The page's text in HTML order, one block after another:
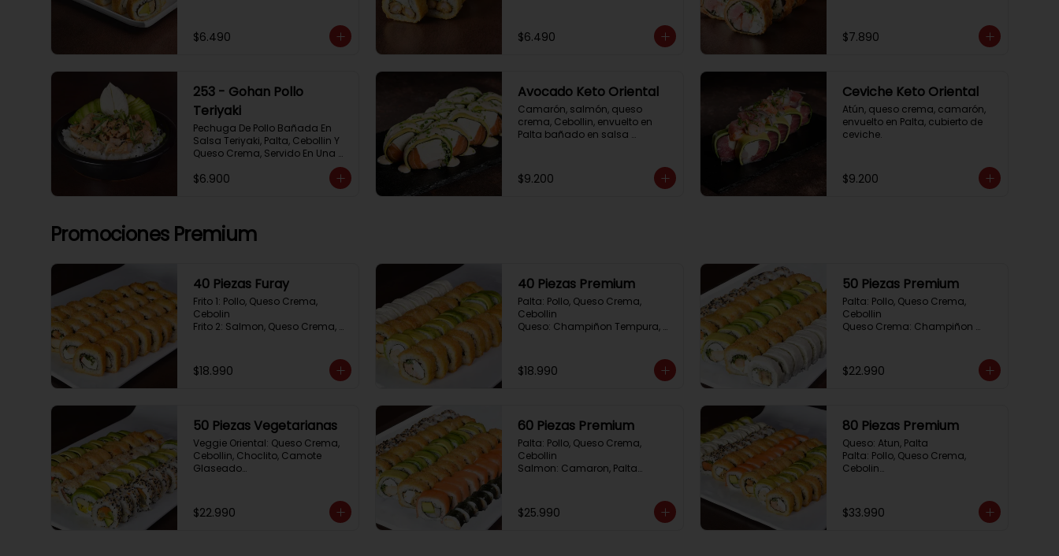
$6.490 $6.490 $7.890
253 - Gohan Pollo
Teriyaki
Pechuga De Pollo Bañada En
Salsa Teriyaki, Palta, Cebollin Y
Queso Crema, Servido En Una
$6.900
Avocado Keto Oriental
Camarón, salmón, queso
crema, Cebollin, envuelto en
Palta bañado en salsa
$9.200
Ceviche Keto Oriental
Atún, queso crema, camarón,
envuelto en Palta, cubierto de
ceviche.
$9.200
Promociones Premium
40 Piezas Furay
Frito 1: Pollo, Queso Crema,
Cebolin
Frito 2: Salmon, Queso Crema,
Cebollin
Frito 4: Kanikama, Queso Crema,
$18.990
40 Piezas Premium
Palta: Pollo, Queso Crema,
Cebollin
Queso: Champiñon Tempura,
Crema,Cebollin
Frito 2: Salmon,Queso Crema,
$18.990
50 Piezas Premium
Palta: Pollo, Queso Crema,
Cebollin
Queso Crema: Champiñon
Sesamo: Salmon, Cebollin
Frito 1: Camaron, Queso Crema,
$22.990
50 Piezas Vegetarianas
Veggie Oriental: Queso Crema,
Cebollin, Choclito, Camote
Glaseado
Apanada
Avocado Veggie:	Palmito,
$22.990
60 Piezas Premium
Palta: Pollo, Queso Crema,
Cebollin
Salmon: Camaron, Palta
Cebollin
Frito 2: Champiñon Tempura,
$25.990
80 Piezas Premium
Queso: Atun, Palta
Palta: Pollo, Queso Crema,
Cebolin
Palta: Camaron, Queso Crema
Frito 1: Champiñon Tempura,
$33.990